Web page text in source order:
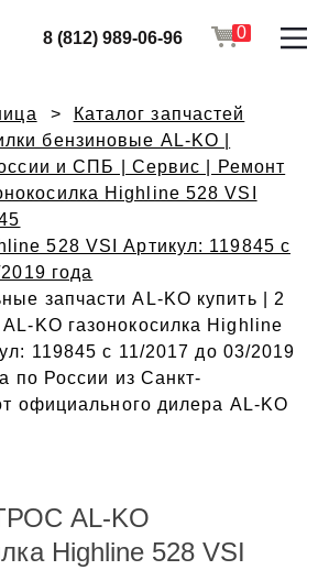
8 (812) 989-06-96 0
Каталог запчастей
бензиновые AL-KO |
и СПБ | Сервис | Ремонт
Highline 528 VSI
528 VSI Артикул: 119845 с
года
запчасти AL-KO купить | 2
KO газонокосилка Highline
119845 с 11/2017 до 03/2019
по России из Санкт-
официального дилера AL-KO
AL-KO
Highline 528 VSI